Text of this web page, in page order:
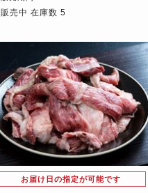
販売中 在庫数 5
お届け日の指定が可能です